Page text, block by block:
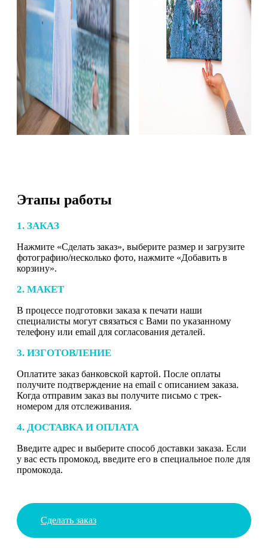
Этапы работы
1. ЗАКАЗ
Нажмите «Сделать заказ», выберите размер и загрузите
фотографию/несколько фото, нажмите «Добавить в
корзину».
2. МАКЕТ
В процессе подготовки заказа к печати наши
специалисты могут связаться с Вами по указанному
телефону или email для согласования деталей.
3. ИЗГОТОВЛЕНИЕ
Оплатите заказ банковской картой. После оплаты
получите подтверждение на email с описанием заказа.
Когда отправим заказ вы получите письмо с трек-
номером для отслеживания.
4. ДОСТАВКА И ОПЛАТА
Введите адрес и выберите способ доставки заказа. Если
у вас есть промокод, введите его в специальное поле для
промокода.
Сделать заказ